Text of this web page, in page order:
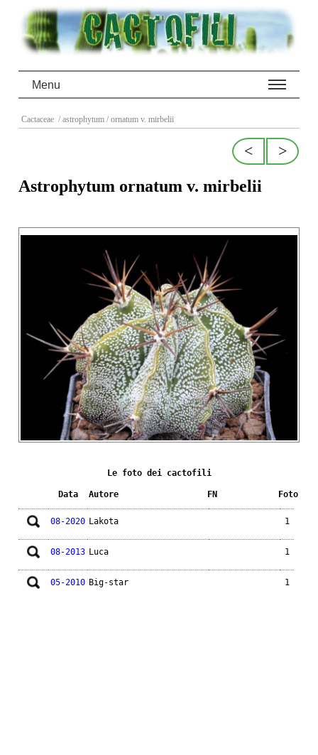
Menu
Cactaceae / astrophytum / ornatum v. mirbelii
>
<
Astrophytum ornatum v. mirbelii
Le foto dei cactofili
Data Autore FN Foto
08-2020 Lakota 1
08-2013 Luca 1
05-2010 Big-star 1